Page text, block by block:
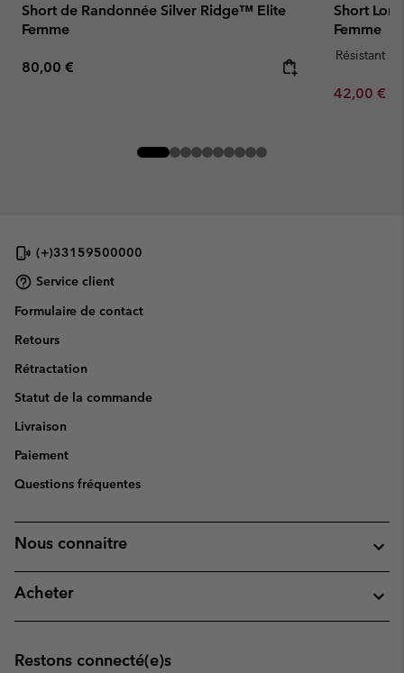
Short de Randonnée Silver Ridge™ Elite
Femme
Regular price:
80,00 €
Short
Femme
Résistant à
Minimum
42,00 €
(+)33159500000
Service client
Formulaire de contact
Retours
Rétractation
Statut de la commande
Livraison
Paiement
Questions fréquentes
Nous connaitre
Acheter
Restons connecté(e)s